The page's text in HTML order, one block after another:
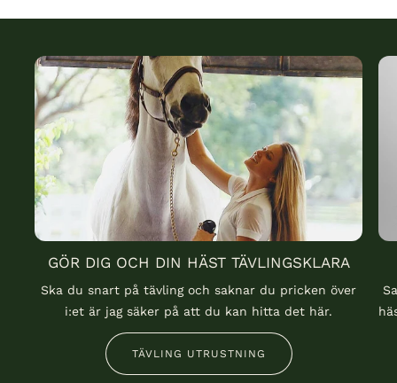
GÖR DIG OCH DIN HÄST TÄVLINGSKLARA
Ska du snart på tävling och saknar du pricken över
i:et är jag säker på att du kan hitta det här.
TÄVLING UTRUSTNING